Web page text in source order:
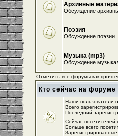
Архивные
Обсуждение
Поэзия
Обсуждение поэзии
Музыка (mp3)
Обсуждение
Отметить все форумы как
Кто сейчас на форуме
Наши пользователи
Всего
Последний
Сейчас посетителей
Больше всего